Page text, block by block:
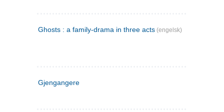
Ghosts : a family-drama in three acts (engelsk)
Gjengangere